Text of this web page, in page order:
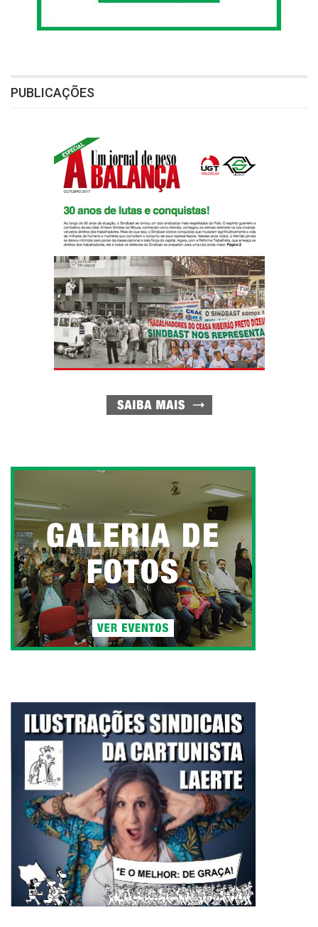
PUBLICAÇÕES